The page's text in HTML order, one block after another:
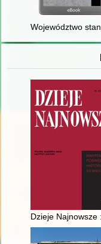
Województwo
Dzieje